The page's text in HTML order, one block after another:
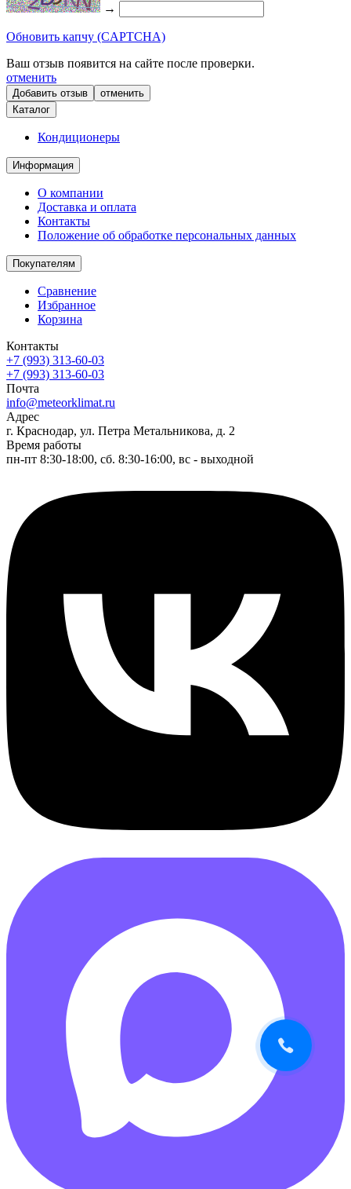
→
Обновить капчу (CAPTCHA)
Ваш отзыв появится на сайте после проверки.
отменить
отменить
Каталог
Кондиционеры
Информация
О компании
Доставка и оплата
Контакты
Положение об обработке персональных данных
Покупателям
Сравнение
Избранное
Корзина
Контакты
+7 (993) 313-60-03
+7 (993) 313-60-03
Почта
info@meteorklimat.ru
Адрес
г. Краснодар, ул. Петра Метальникова, д. 2
Время работы
пн-пт 8:30-18:00, сб. 8:30-16:00, вс - выходной